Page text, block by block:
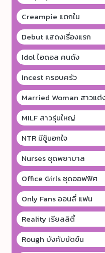
Creampie แตกใน
Debut แสดงเรื่องแรก
Idol ไอดอล คนดัง
Incest ครอบครัว
Married Woman สาวแต่
MILF สาวรุ่นใหญ่
NTR มีชู้นอกใจ
Nurses ชุดพยาบาล
Office Girls ชุดออฟฟิศ
Only Fans ออนลี่ แฟน
Reality เรียลลิตี้
Rough บังคับขัดขืน